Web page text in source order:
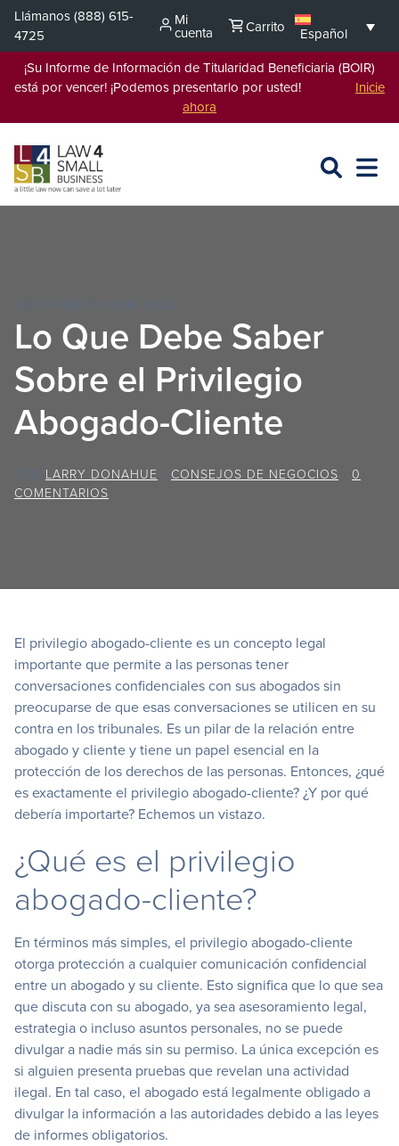
Saltar
contenido
Llámanos(888) 615-
4725
Mi
cuenta Carrito
Español
¡Su Informe de Información de Titularidad Beneficiaria (BOIR)
está por vencer! ¡Podemos presentarlo por usted! Inicie
ahora
BUSCAR
L4SB
ABRIR
28 DE FEBRERO DE 2023
Lo Que Debe Saber
Sobre el Privilegio
Abogado-Cliente
POR LARRY DONAHUE CONSEJOS DE NEGOCIOS
0
COMENTARIOS
El privilegio abogado-cliente es un concepto legal
importante que permite a las personas tener
conversaciones confidenciales con sus abogados sin
preocuparse de que esas conversaciones se utilicen en su
contra en los tribunales. Es un pilar de la relación entre
abogado y cliente y tiene un papel esencial en la
protección de los derechos de las personas. Entonces, ¿qué
es exactamente el privilegio abogado-cliente? ¿Y por qué
debería importarte? Echemos un vistazo.
¿Qué es el privilegio
abogado-cliente?
En términos más simples, el privilegio abogado-cliente
otorga protección a cualquier comunicación confidencial
entre un abogado y su cliente. Esto significa que lo que sea
que discuta con su abogado, ya sea asesoramiento legal,
estrategia o incluso asuntos personales, no se puede
divulgar a nadie más sin su permiso. La única excepción es
si alguien presenta pruebas que revelan una actividad
ilegal. En tal caso, el abogado está legalmente obligado a
divulgar la información a las autoridades debido a las leyes
de informes obligatorios.